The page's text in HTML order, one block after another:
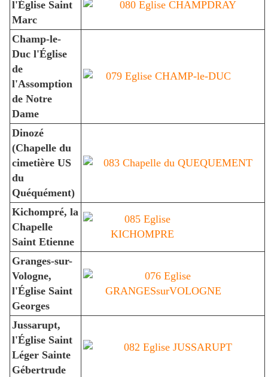
l'Église Saint
Marc
Champ-le-
Duc l'Église
de
l'Assomption
de Notre
Dame
Dinozé
(Chapelle du
cimetière US
du
Quéquément)
Kichompré, la
Chapelle
Saint Etienne
Granges-sur-
Vologne,
l'Église Saint
Georges
Jussarupt,
l'Église Saint
Léger Sainte
Gébertrude